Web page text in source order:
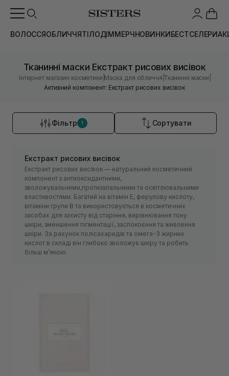
ВОЛОССЯОБЛИЧЧЯТІЛОДІММЕРЧНОВИНКИБЕСТСЕЛЕРИ
Тканинні маски Екстракт рисових висівок
Інтернет магазин косметики |Маска для обличчя |Тканинні маски
Активний компонент: Екстракт рисових висівок
Фільтр 1 Сортувати
Екстракт рисових висівок
Екстракт рисових висівок — натуральний косметичний
компонент з антиоксидантними,
зволожувальними,протизапальними та освітлювальними
властивостями. Багатий на вітамін Е, ферулову кислоту,
вітаміни групи В та використовується в косметичних
засобах для захисту від старіння, вирівнювання тону
шкіри, зменшення пігментації, заспокоєння та живлення
шкіри. За рахунок полісахаридів та омега-3 жирних
кислот в складі він глибоко зволожує шкіру та робить
більш м’якою.